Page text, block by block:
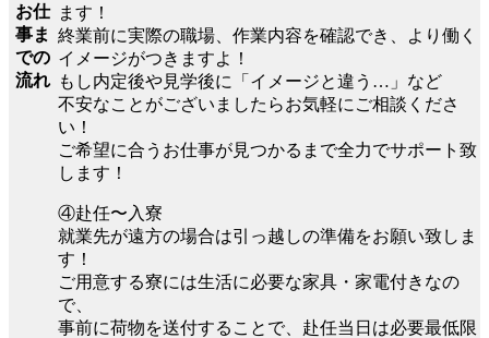
お仕
事ま
での
流れ
ます！
終業前に実際の職場、作業内容を確認でき、より働く
イメージがつきますよ！
もし内定後や見学後に「イメージと違う…」など
不安なことがございましたらお気軽にご相談くださ
い！
ご希望に合うお仕事が見つかるまで全力でサポート致
します！
④赴任〜入寮
就業先が遠方の場合は引っ越しの準備をお願い致しま
す！
ご用意する寮には生活に必要な家具・家電付きなの
で、
事前に荷物を送付することで、赴任当日は必要最低限